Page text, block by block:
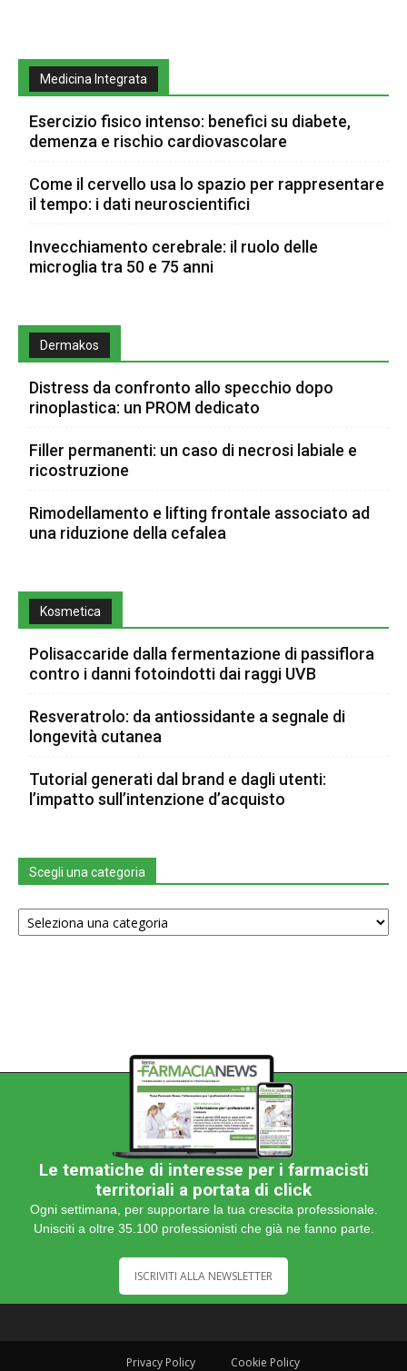
Medicina Integrata
Esercizio fisico intenso: benefici su diabete,
demenza e rischio cardiovascolare
Come il cervello usa lo spazio per rappresentare
il tempo: i dati neuroscientifici
Invecchiamento cerebrale: il ruolo delle
microglia tra 50 e 75 anni
Dermakos
Distress da confronto allo specchio dopo
rinoplastica: un PROM dedicato
Filler permanenti: un caso di necrosi labiale e
ricostruzione
Rimodellamento e lifting frontale associato ad
una riduzione della cefalea
Kosmetica
Polisaccaride dalla fermentazione di passiflora
contro i danni fotoindotti dai raggi UVB
Resveratrolo: da antiossidante a segnale di
longevità cutanea
Tutorial generati dal brand e dagli utenti:
l’impatto sull’intenzione d’acquisto
Scegli una categoria
Scegli
una
Le tematiche di interesse per i farmacisti
territoriali a portata di click
Ogni settimana, per supportare la tua crescita professionale.
Unisciti a oltre 35.100 professionisti che già ne fanno parte.
ISCRIVITI ALLA NEWSLETTER
Privacy Policy Cookie Policy